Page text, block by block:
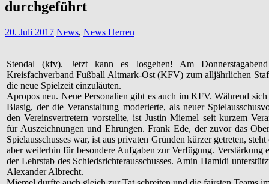
durchgeführt
20. Juli 2017 News, News Herren
Stendal (kfv). Jetzt kann es losgehen! Am
Kreisfachverband Fußball Altmark-Ost (KFV) zum alljährlichen
die neue Spielzeit einzuläuten.
Apropos neu. Neue Personalien gibt es auch im KFV. Während
Blasig, der die Veranstaltung moderierte, als neuer
den Vereinsvertretern vorstellte, ist Justin Miemel seit kurzem
für Auszeichnungen und Ehrungen. Frank Ede, der zuvor das
Spielausschusses war, ist aus privaten Gründen kürzer getreten,
aber weiterhin für besondere Aufgaben zur Verfügung. Verstärkung
der Lehrstab des Schiedsrichterausschusses. Amin Hamidi
Alexander Albrecht.